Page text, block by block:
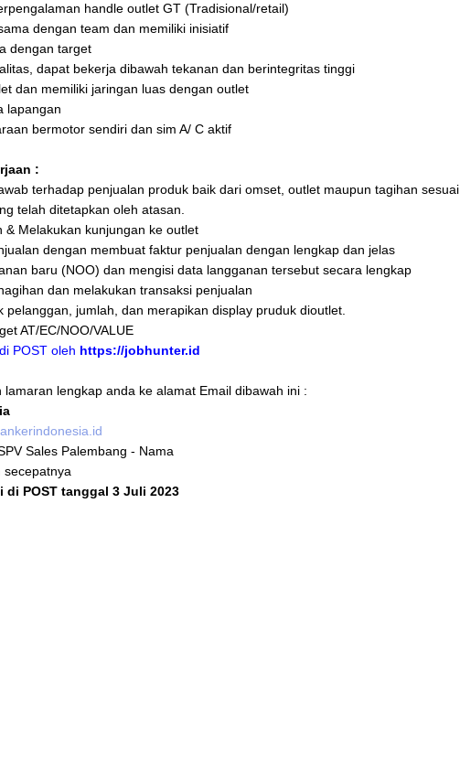
handle outlet GT (Tradisional/retail)
dengan team dan memiliki inisiatif
dengan target
dapat bekerja dibawah tekanan dan berintegritas tinggi
dan memiliki jaringan luas dengan outlet
lapangan
bermotor sendiri dan sim A/ C aktif
:
terhadap penjualan produk baik dari omset, outlet maupun tagihan sesuai
telah ditetapkan oleh atasan.
& Melakukan kunjungan ke outlet
dengan membuat faktur penjualan dengan lengkap dan jelas
baru (NOO) dan mengisi data langganan tersebut secara lengkap
dan melakukan transaksi penjualan
pelanggan, jumlah, dan merapikan display pruduk dioutlet.
AT/EC/NOO/VALUE
POST oleh https://jobhunter.id
lamaran lengkap anda ke alamat Email dibawah ini :
Sales Palembang - Nama
secepatnya
di POST tanggal 3 Juli 2023